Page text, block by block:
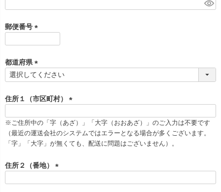
)
郵便番号
須
)
都道府県
(
須
)
住所１（市区町村）
必
須
)
※ご住所中の「字（あざ）」「大字（おおあざ）」のご入力は不要です
（最近の運送会社のシステムではエラーとなる場合が多くございます。
「字」「大字」が無くても、配送に問題はございません）。
住所２（番地）